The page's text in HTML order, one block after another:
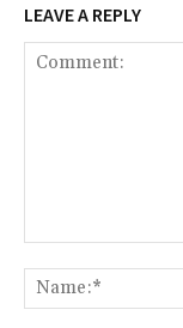
LEAVE A REPLY